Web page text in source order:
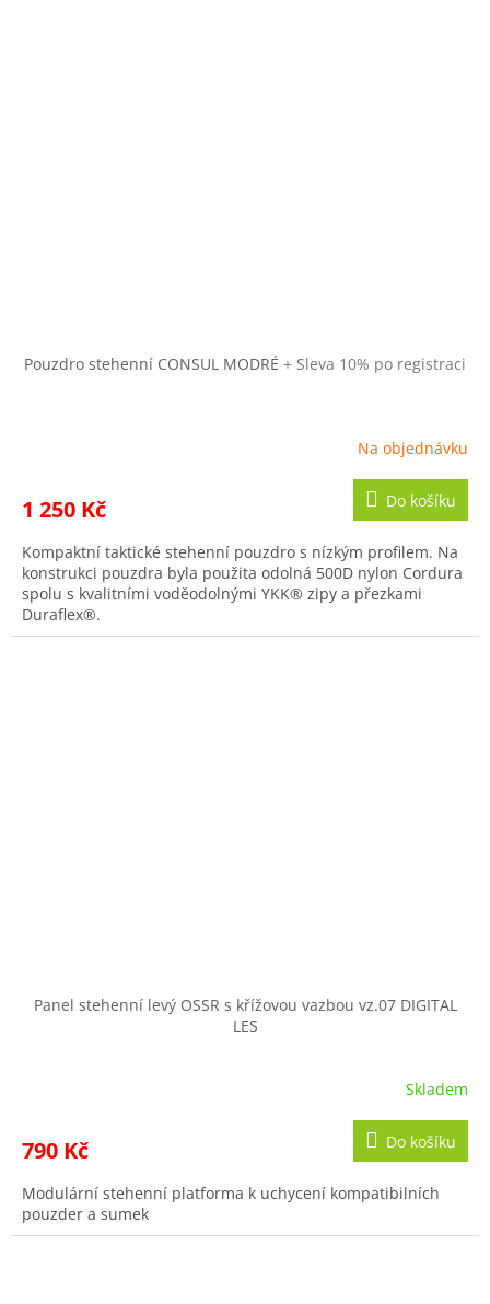
Pouzdro stehenní CONSUL MODRÉ + Sleva 10% po registraci
Na objednávku
1 250 Kč Do košíku
Kompaktní taktické stehenní pouzdro s nízkým profilem. Na
konstrukci pouzdra byla použita odolná 500D nylon Cordura
spolu s kvalitními voděodolnými YKK® zipy a přezkami
Duraflex®.
Panel stehenní levý OSSR s křížovou vazbou vz.07 DIGITAL
LES
Skladem
790 Kč Do košíku
Modulární stehenní platforma k uchycení kompatibilních
pouzder a sumek